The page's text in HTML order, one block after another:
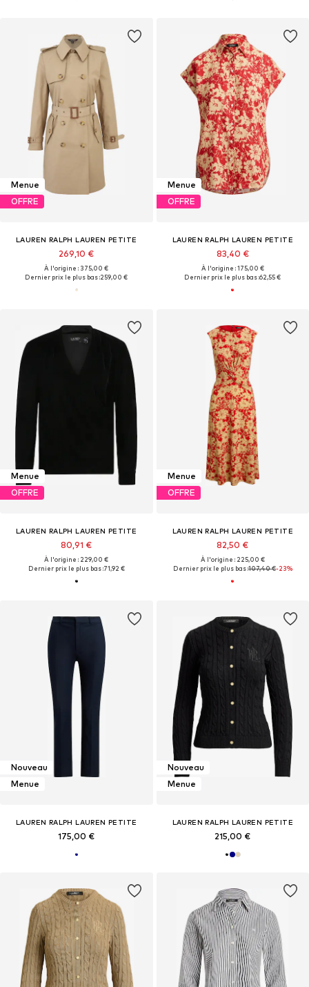
Menue
OFFRE
LAUREN RALPH LAUREN PETITE
269,10 €
À l'origine : 375,00 €
Dernier prix le plus bas :259,00 €
Menue
OFFRE
LAUREN RALPH LAUREN PETITE
83,40 €
À l'origine : 175,00 €
Dernier prix le plus bas :62,55 €
Menue
OFFRE
LAUREN RALPH LAUREN PETITE
80,91 €
À l'origine : 229,00 €
Dernier prix le plus bas :71,92 €
Menue
OFFRE
LAUREN RALPH LAUREN PETITE
82,50 €
À l'origine : 225,00 €
Dernier prix le plus bas :107,40 €-23%
Nouveau
Menue
LAUREN RALPH LAUREN PETITE
175,00 €
Nouveau
Menue
LAUREN RALPH LAUREN PETITE
215,00 €